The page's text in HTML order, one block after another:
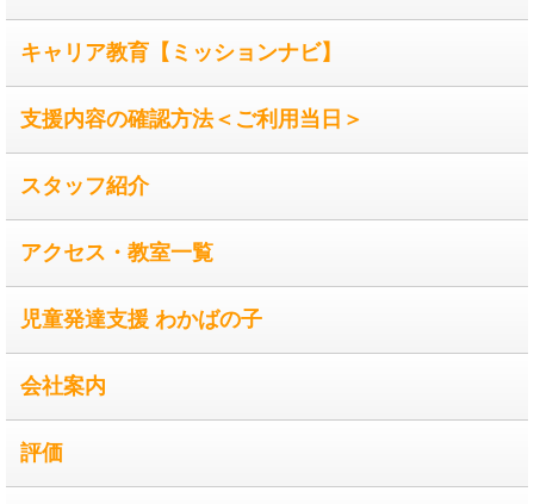
キャリア教育【ミッションナビ】
支援内容の確認方法＜ご利用当日＞
スタッフ紹介
アクセス・教室一覧
児童発達支援 わかばの子
会社案内
評価